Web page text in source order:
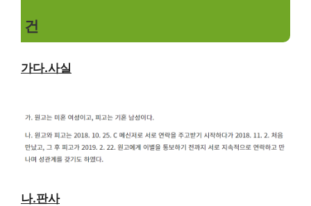
건
가다.사실
나.판사